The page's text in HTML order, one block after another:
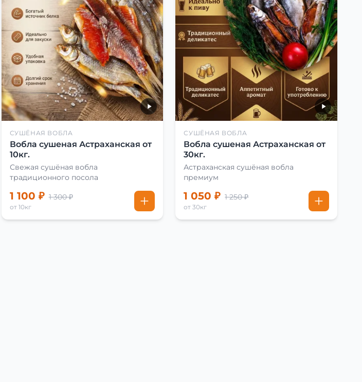
СУШЁНАЯ ВОБЛА
Вобла сушеная Астраханская от
10кг.
Свежая сушёная вобла
традиционного посола
1 100 ₽ 1 300 ₽
от 10кг
СУШЁНАЯ ВОБЛА
Вобла сушеная Астраханская от
30кг.
Астраханская сушёная вобла
премиум
1 050 ₽ 1 250 ₽
от 30кг